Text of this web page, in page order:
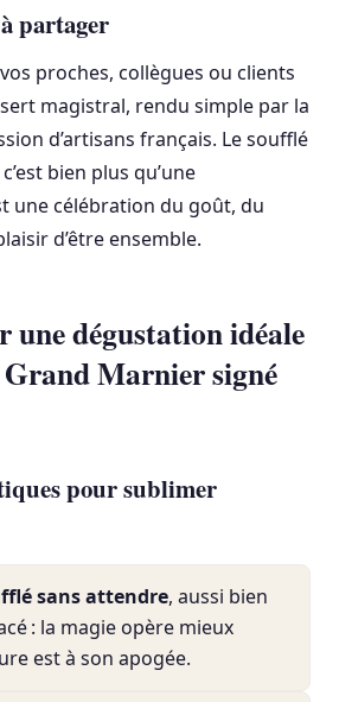
partager
proches, collègues ou clients
magistral, rendu simple par la
d’artisans français. Le soufflé
bien plus qu’une
une célébration du goût, du
d’être ensemble.
une dégustation idéale
Marnier signé
pour sublimer
sans attendre, aussi bien
: la magie opère mieux
est à son apogée.